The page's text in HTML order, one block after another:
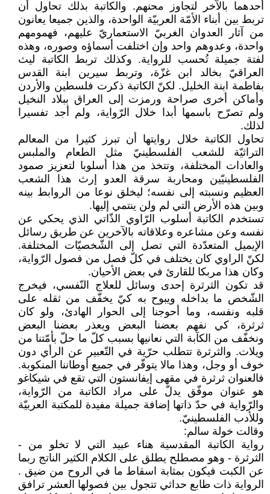
أحدهما بالآخر لتجاوز محنهم. والكاتبة بذلك تحاول أن
تربط بين أبناء الأمّة العربيّة الواحدة، والذين جميعا يعانون
من آثار العدوان الغربيّ الاستعماريّ عليهم، فهمومهم
واحدة، وعدوهم واحد وإن اختلفت أسماؤه وصوره، وهذه
لفتة جميلة تُحسب للرواية. وكذلك تربط الكاتبة ليث
العراقيّ بخالد ابن غزّة، وتربط سيرين ابنة القدس
بفاطمة ابنة الخليل. لكنّ الكاتبة ذكرت فلسطين والأردن
وأماكن أخرى صراحة ورمزت إلى العراق ببلاد النخيل
ولم تصرّح باسمها أبدا خلال الرّواية، ولم أجد تفسيرا
لذلك.
تحاول الكاتبة خلال روايتها أن تبرز كثيرا من المعالم
التراثيّة للشعب الفلسطينيّ مثل الطعام والملبس
والعادات المختلفة، وتتخذ من هذا أسلوبا لتعزيز صمود
الفلسطينيّين ومحاربة سرقة العدو إرث هذا الشعب
العظيم ونسبته إلى نفسه؛ ليخلق نوعا من الروابط بينه
وبين هذه الأرض التي لم ولن ينتمي إليها.
تستخدم الكاتبة أسلوب الرّاوي الذّاتي الذي يحكي عن
نفسه وعن مشاعره وعلاقاته بالآخرين عن طريق رسائل
الإيميل المتعدّدة التي تصل إلى الشّخصيّات المختلفة.
لكنّ الراوي كان يختلف في كلّ فصل من فصول الرّواية،
وكان هذا مربكا للقارئ في بعض الأحيان.
قد تكون الثرثرة إحدى وسائل للعلاج النّفسي، فيخرج
الشّخص ما بداخله ويبوح به كيّ يخفّف من ثقله على
قلبه ونفسه، وما أحوجنا إلى الحوار الهادئ، ولو كان
ثرثرة، كي نفهم بعضنا البعض ويعذر بعضنا البعض
ونخفّف من الكآبة التي نعانيها بسبب كلّ ما حلّ بأمّتنا من
ويلات. والثرثرة تتطلب حرّية في التّعبير عن الرأي دون
خوف أو وجل، وهذا مالا يتوفّر في جميع أوطاننا المنكوبة.
فالعنوان ثرثرة في مقهى إيفانستون التي تقع في شيكاغو
هو عنوان موفّق يدلّ على مراد الكاتبة من الرّواية،
والرّواية في حدّ ذاتها إضافة جميلة مفيدة للمكتبة العربيّة
وللأدب الفلسطينيّ.
وقالت خولة سالم:
رواية الكاتبة المقدسية هناء عبيد التي لا تخلو من -
الثرثرة - وهو مصطلح يطلق على الكلام الكثير الناتج ربما
عن الكبت فيكون بمثابة اسقاط ما في الروح من ضيق .
الرواية ذات طابع حداثي تتجول بين فصولها العشر ترافق